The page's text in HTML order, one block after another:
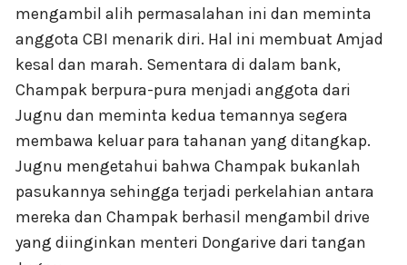
mengambil alih permasalahan ini dan meminta
anggota CBI menarik diri. Hal ini membuat Amjad
kesal dan marah. Sementara di dalam bank,
Champak berpura-pura menjadi anggota dari
Jugnu dan meminta kedua temannya segera
membawa keluar para tahanan yang ditangkap.
Jugnu mengetahui bahwa Champak bukanlah
pasukannya sehingga terjadi perkelahian antara
mereka dan Champak berhasil mengambil drive
yang diinginkan menteri Dongarive dari tangan